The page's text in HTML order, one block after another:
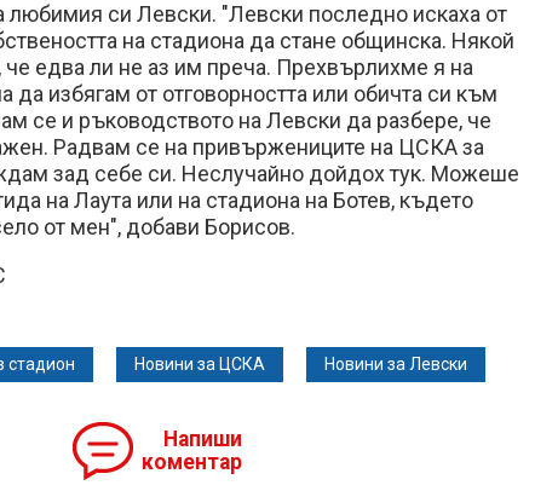
любимия си Левски. "Левски последно искаха от
на стадиона да стане общинска. Някой
едва ли не аз им преча. Прехвърлихме я на
да избягам от отговорността или обичта си към
се и ръководството на Левски да разбере, че
Радвам се на привържениците на ЦСКА за
зад себе си. Неслучайно дойдох тук. Можеше
на Лаута или на стадиона на Ботев, където
от мен", добави Борисов.
стадион Новини за ЦСКА Новини за Левски
Напиши
коментар